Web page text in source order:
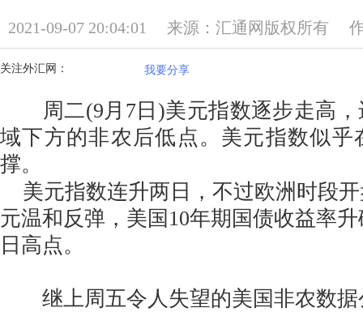
2021-09-07 20:04:01 来源：汇通网版权所有
关注外汇网： 我要分享
周二(9月7日)美元指数逐步走高，
域下方的非农后低点。美元指数似乎
撑。
美元指数连升两日，不过欧洲时段
元温和反弹，美国10年期国债收益率
日高点。
继上周五令人失望的美国非农数据